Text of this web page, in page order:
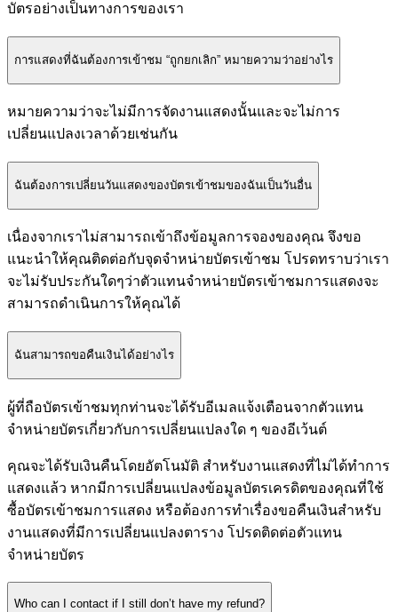
บัตรอย่างเป็นทางการของเรา
การแสดงที่ฉันต้องการเข้าชม “ถูกยกเลิก” หมายความว่าอย่างไร
หมายความว่าจะไม่มีการจัดงานแสดงนั้นและจะไม่การ
เปลี่ยนแปลงเวลาด้วยเช่นกัน
ฉันต้องการเปลี่ยนวันแสดงของบัตรเข้าชมของฉันเป็นวันอื่น
เนื่องจากเราไม่สามารถเข้าถึงข้อมูลการจองของคุณ จึงขอ
แนะนำให้คุณติดต่อกับจุดจำหน่ายบัตรเข้าชม โปรดทราบว่าเรา
จะไม่รับประกันใดๆว่าตัวแทนจำหน่ายบัตรเข้าชมการแสดงจะ
สามารถดำเนินการให้คุณได้
ฉันสามารถขอคืนเงินได้อย่างไร
ผู้ที่ถือบัตรเข้าชมทุกท่านจะได้รับอีเมลแจ้งเตือนจากตัวแทน
จำหน่ายบัตรเกี่ยวกับการเปลี่ยนแปลงใด ๆ ของอีเว้นต์
คุณจะได้รับเงินคืนโดยอัตโนมัติ สำหรับงานแสดงที่ไม่ได้ทำการ
แสดงแล้ว หากมีการเปลี่ยนแปลงข้อมูลบัตรเครดิตของคุณที่ใช้
ซื้อบัตรเข้าชมการแสดง หรือต้องการทำเรื่องขอคืนเงินสำหรับ
งานแสดงที่มีการเปลี่ยนแปลงตาราง โปรดติดต่อตัวแทน
จำหน่ายบัตร
Who can I contact if I still don’t have my refund?